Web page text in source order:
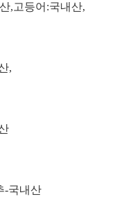
,고등어 :국내산,
,
-국내산